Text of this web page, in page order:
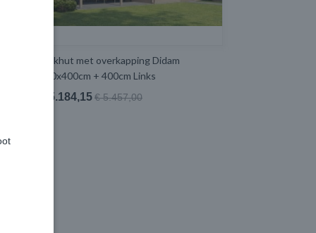
Blokhut met overkapping Didam
400x400cm + 400cm Links
€ 5.184,15€ 5.457,00